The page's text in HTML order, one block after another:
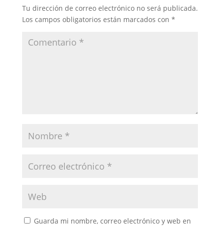
Tu dirección de correo electrónico no será publicada.
Los campos obligatorios están marcados con *
Guarda mi nombre, correo electrónico y web en